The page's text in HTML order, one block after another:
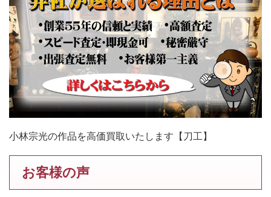
小林宗光の作品を高価買取いたします【刀工】
お客様の声